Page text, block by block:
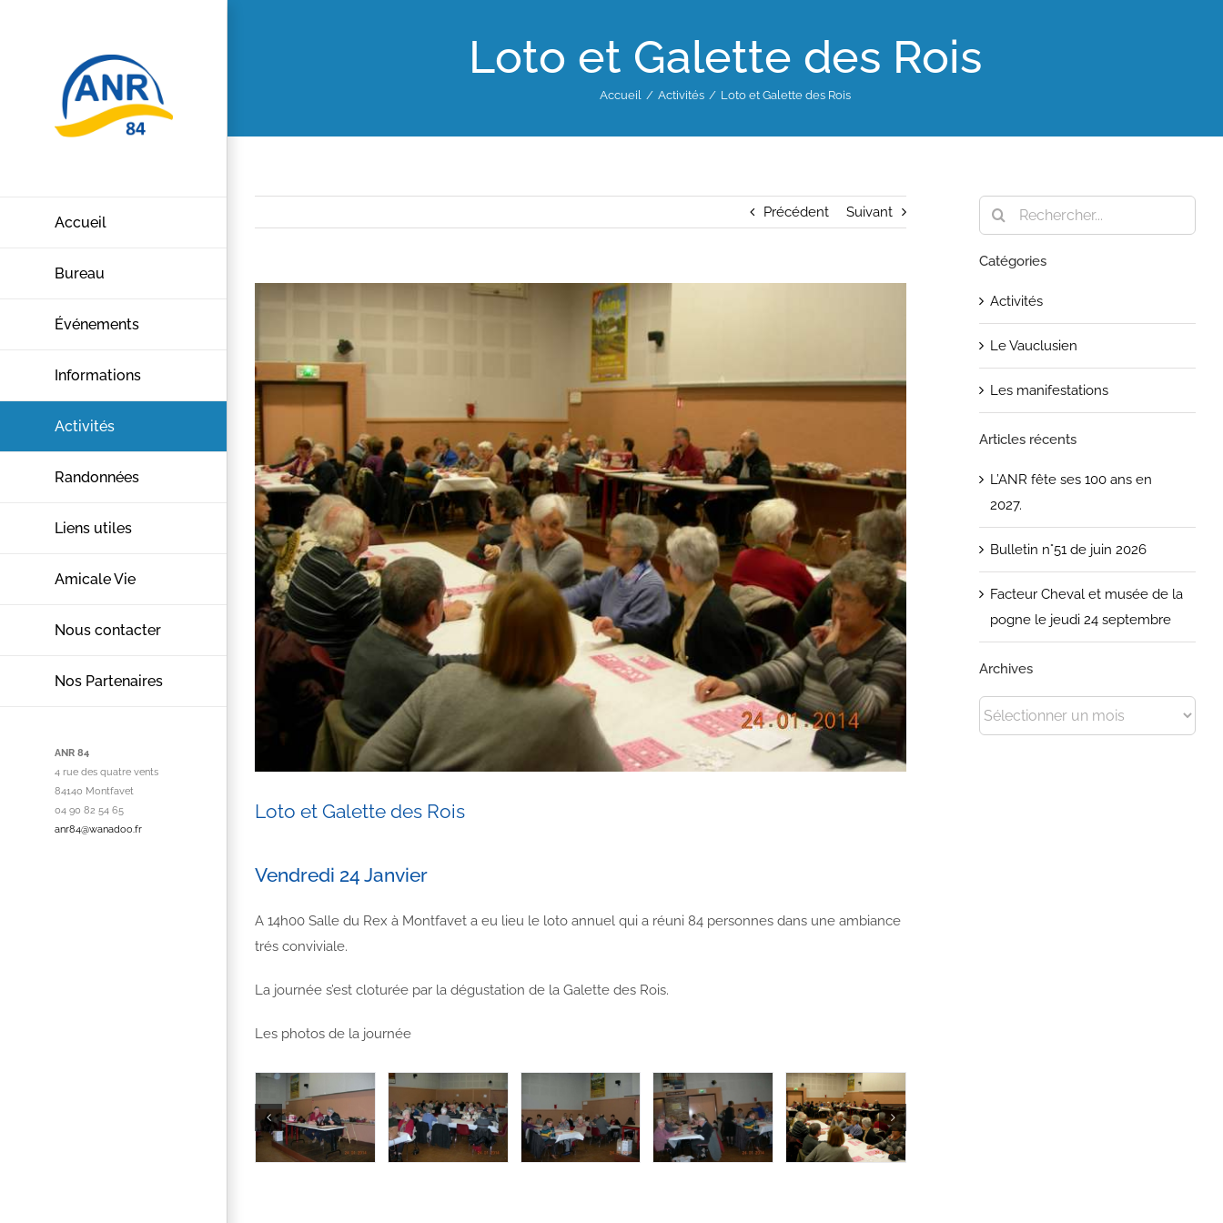
Accueil
Bureau
Événements
Informations
Activités
Randonnées
Liens utiles
Amicale Vie
Nous contacter
Nos Partenaires
ANR 84
4 rue des quatre vents
84140 Montfavet
04 90 82 54 65
anr84@wanadoo.fr
Loto et Galette des Rois
Accueil Activités Loto et Galette des Rois
Précédent Suivant
Loto et Galette des Rois
Vendredi 24 Janvier
A 14h00 Salle du Rex à Montfavet a eu lieu le loto annuel qui a réuni 84 personnes dans une ambiance
trés conviviale.
La journée s’est cloturée par la dégustation de la Galette des Rois.
Les photos de la journée
Rechercher:
Catégories
Activités
Le Vauclusien
Les manifestations
Articles récents
L’ANR fête ses 100 ans en
2027.
Bulletin n°51 de juin 2026
Facteur Cheval et musée de la
pogne le jeudi 24 septembre
Archives
Archives